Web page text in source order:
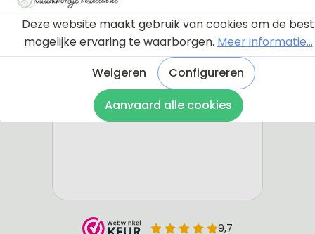
Deze website maakt gebruik van cookies om de best
mogelijke ervaring te waarborgen. Meer informatie...
Weigeren
Configureren
Aanvaard alle cookies